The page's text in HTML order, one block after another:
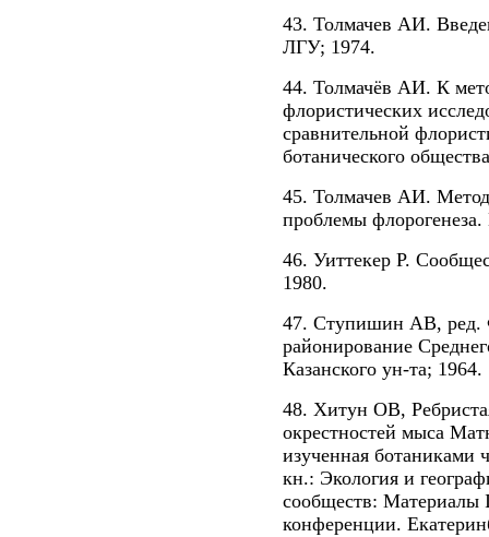
43. Толмачев АИ.
ЛГУ; 1974.
44. Толмачёв АИ. К
флористических
сравнительной
ботанического
45. Толмачев АИ.
проблемы
46. Уиттекер Р.
1980.
47. Ступишин АВ, ред.
районирование
Казанского ун-та; 1964.
48. Хитун ОВ,
окрестностей мыса
изученная ботаниками
кн.: Экология и
сообществ:
конференции.